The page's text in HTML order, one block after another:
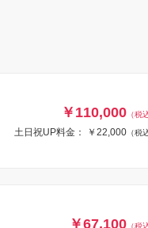
￥110,000 （税
土日祝UP料金： ￥22,000 （税
￥67,100 （税